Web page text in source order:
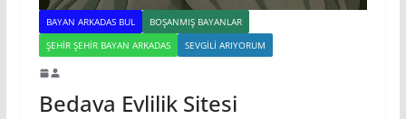
BAYAN ARKADAS BUL
BOŞANMIŞ BAYANLAR
ŞEHIR ŞEHIR BAYAN ARKADAS
SEVGILI ARIYORUM
Bedava Evlilik Sitesi